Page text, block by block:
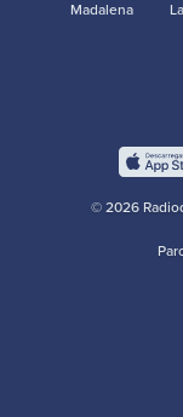
Madalena
© 2026